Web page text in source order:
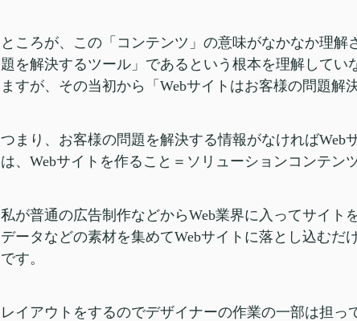
ところが、この「コンテンツ」の意味がなかなか理
題を解決するツール」であるという根本を理解して
ますが、その当初から「Webサイトはお客様の問題解
つまり、お客様の問題を解決する情報がなければWeb
は、Webサイトを作ること＝ソリューションコンテン
私が普通の広告制作などからWeb業界に入ってサイ
データなどの素材を集めてWebサイトに落とし込む
です。
レイアウトをするのでデザイナーの作業の一部は担